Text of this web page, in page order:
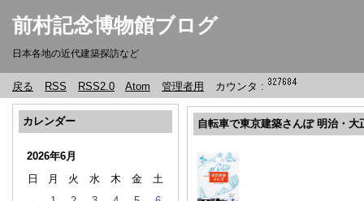
前村記念博物館ブログ
日本各地の近代建築探訪など
戻る RSS RSS2.0 Atom 管理者用 カウンタ :
カレンダー
2026年6月
日
月 火 水 木 金
土
自転車で東京建築さんぽ 明治・大